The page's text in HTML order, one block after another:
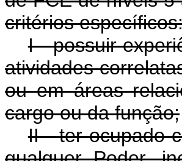
critérios
I - possuir
atividades
ou em áreas
cargo ou da função;
II - ter ocupado